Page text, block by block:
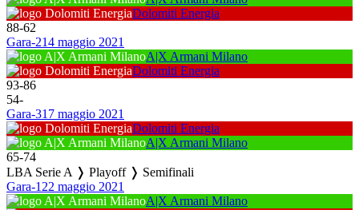
Dolomiti Energia
88-62
Gara-214 maggio 2021
A|X Armani Milano
Dolomiti Energia
93-86
54-
Gara-317 maggio 2021
Dolomiti Energia
A|X Armani Milano
65-74
LBA Serie A ❭ Playoff ❭ Semifinali
Gara-1 22 maggio 2021
A|X Armani Milano